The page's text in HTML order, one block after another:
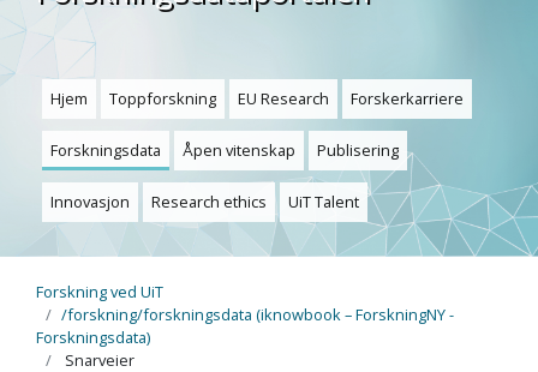
Hjem Toppforskning EU Research Forskerkarriere
Forskningsdata Åpen vitenskap Publisering
Innovasjon Research ethics UiT Talent
Forskning ved UiT
/forskning/forskningsdata (iknowbook – ForskningNY -
Forskningsdata)
Snarveier